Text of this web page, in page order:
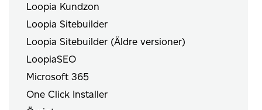
Loopia Kundzon
Loopia Sitebuilder
Loopia Sitebuilder (Äldre versioner)
LoopiaSEO
Microsoft 365
One Click Installer